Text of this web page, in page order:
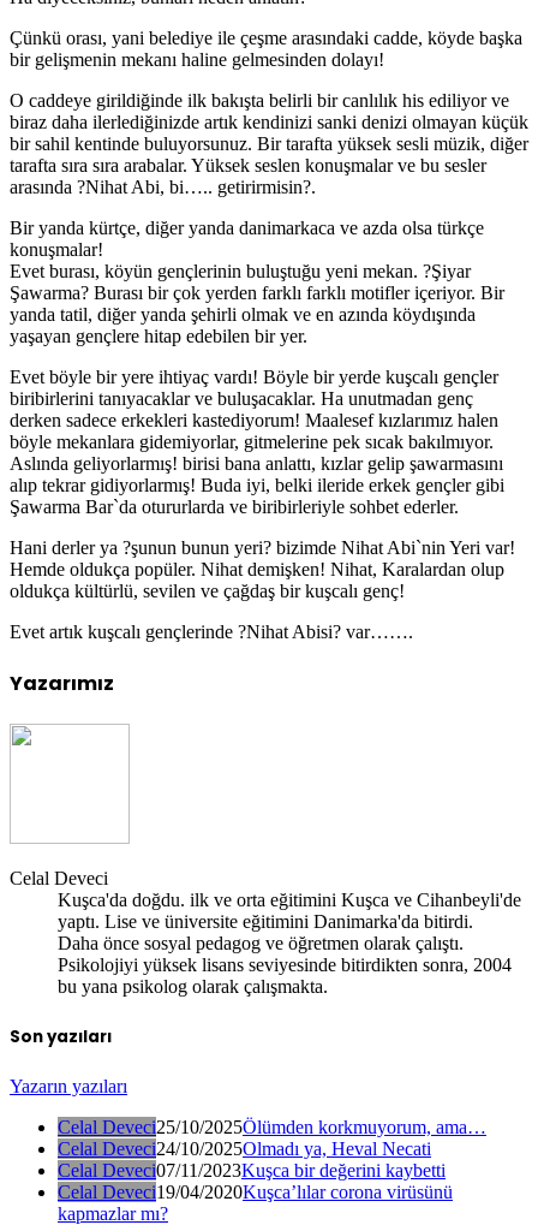
Çünkü orası, yani belediye ile çeşme arasındaki cadde, köyde başka
bir gelişmenin mekanı haline gelmesinden dolayı!
O caddeye girildiğinde ilk bakışta belirli bir canlılık his ediliyor ve
biraz daha ilerlediğinizde artık kendinizi sanki denizi olmayan küçük
bir sahil kentinde buluyorsunuz. Bir tarafta yüksek sesli müzik, diğer
tarafta sıra sıra arabalar. Yüksek seslen konuşmalar ve bu sesler
arasında ?Nihat Abi, bi….. getirirmisin?.
Bir yanda kürtçe, diğer yanda danimarkaca ve azda olsa türkçe
konuşmalar!
Evet burası, köyün gençlerinin buluştuğu yeni mekan. ?Şiyar
Şawarma? Burası bir çok yerden farklı farklı motifler içeriyor. Bir
yanda tatil, diğer yanda şehirli olmak ve en azında köydışında
yaşayan gençlere hitap edebilen bir yer.
Evet böyle bir yere ihtiyaç vardı! Böyle bir yerde kuşcalı gençler
biribirlerini tanıyacaklar ve buluşacaklar. Ha unutmadan genç
derken sadece erkekleri kastediyorum! Maalesef kızlarımız halen
böyle mekanlara gidemiyorlar, gitmelerine pek sıcak bakılmıyor.
Aslında geliyorlarmış! birisi bana anlattı, kızlar gelip şawarmasını
alıp tekrar gidiyorlarmış! Buda iyi, belki ileride erkek gençler gibi
Şawarma Bar`da otururlarda ve biribirleriyle sohbet ederler.
Hani derler ya ?şunun bunun yeri? bizimde Nihat Abi`nin Yeri var!
Hemde oldukça popüler. Nihat demişken! Nihat, Karalardan olup
oldukça kültürlü, sevilen ve çağdaş bir kuşcalı genç!
Evet artık kuşcalı gençlerinde ?Nihat Abisi? var…….
Yazarımız
Celal Deveci
Kuşca'da doğdu. ilk ve orta eğitimini Kuşca ve Cihanbeyli'de
yaptı. Lise ve üniversite eğitimini Danimarka'da bitirdi.
Daha önce sosyal pedagog ve öğretmen olarak çalıştı.
Psikolojiyi yüksek lisans seviyesinde bitirdikten sonra, 2004
bu yana psikolog olarak çalışmakta.
Son yazıları
Yazarın yazıları
Celal Deveci25/10/2025Ölümden korkmuyorum, ama…
Celal Deveci24/10/2025Olmadı ya, Heval Necati
Celal Deveci07/11/2023Kuşca bir değerini kaybetti
Celal Deveci19/04/2020Kuşca’lılar corona virüsünü
kapmazlar mı?